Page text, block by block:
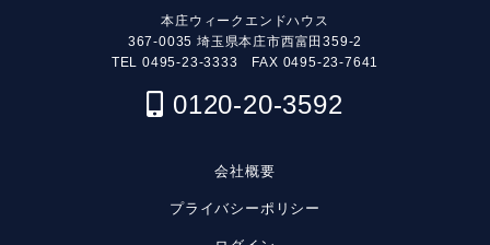
本庄ウィークエンドハウス
367-0035 埼玉県本庄市西富田359-2
TEL 0495-23-3333 FAX 0495-23-7641
0120-20-3592
会社概要
プライバシーポリシー